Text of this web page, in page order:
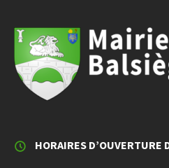
HORAIRES D’OUVERTURE